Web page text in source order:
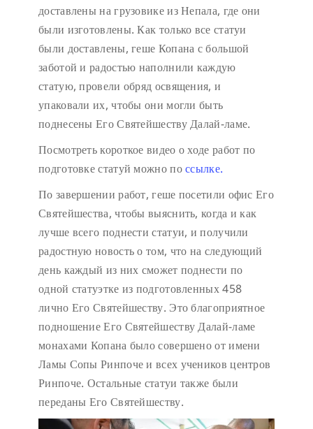
доставлены на грузовике из Непала, где они
были изготовлены. Как только все статуи
были доставлены, геше Копана с большой
заботой и радостью наполнили каждую
статую, провели обряд освящения, и
упаковали их, чтобы они могли быть
поднесены Его Святейшеству Далай-ламе.
Посмотреть короткое видео о ходе работ по
подготовке статуй можно поссылке.
По завершении работ, геше посетили офис Его
Святейшества, чтобы выяснить, когда и как
лучше всего поднести статуи, и получили
радостную новость о том, что на следующий
день каждый из них сможет поднести по
одной статуэтке из подготовленных 458
лично Его Святейшеству. Это благоприятное
подношение Его Святейшеству Далай-ламе
монахами Копана было совершено от имени
Ламы Сопы Ринпоче и всех учеников центров
Ринпоче. Остальные статуи также были
переданы Его Святейшеству.